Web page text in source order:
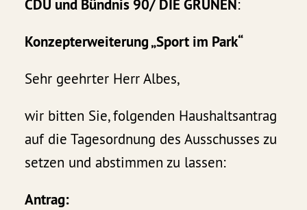
CDU und Bündnis 90/ DIE GRÜNEN:
Konzepterweiterung „Sport im Park“
Sehr geehrter Herr Albes,
wir bitten Sie, folgenden Haushaltsantrag
auf die Tagesordnung des Ausschusses zu
setzen und abstimmen zu lassen:
Antrag: